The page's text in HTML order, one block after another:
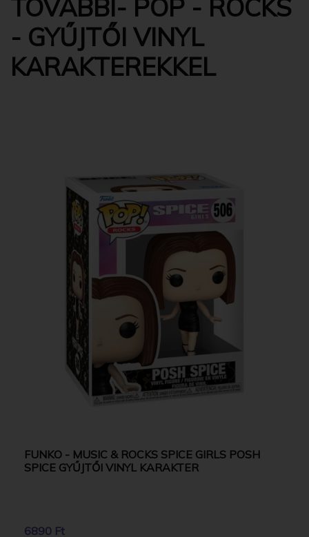
TOVÁBBI- POP - ROCKS
- GYŰJTŐI VINYL
KARAKTEREKKEL
FUNKO - MUSIC & ROCKS SPICE GIRLS POSH
SPICE GYŰJTŐI VINYL KARAKTER
6890 Ft